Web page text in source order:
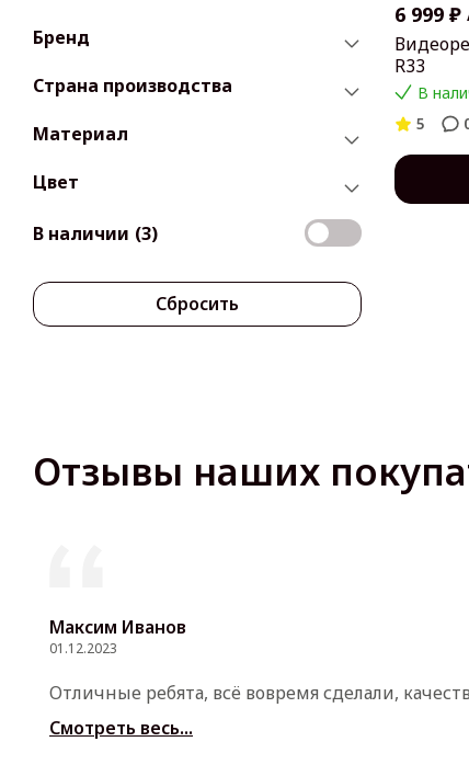
Бренд
Страна производства
Материал
Цвет
В наличии (3)
Сбросить
6 999 ₽
R33
В
5
Отзывы наших
Максим Иванов
01.12.2023
Отличные ребята, всё вовремя сделали,
Смотреть весь...